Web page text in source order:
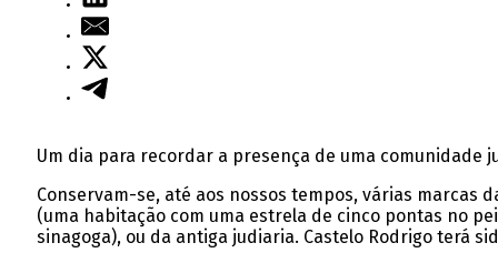
Um dia para recordar a presença de uma comunidade
Conservam-se, até aos nossos tempos, várias marcas
(uma habitação com uma estrela de cinco pontas no
sinagoga), ou da antiga judiaria. Castelo Rodrigo terá